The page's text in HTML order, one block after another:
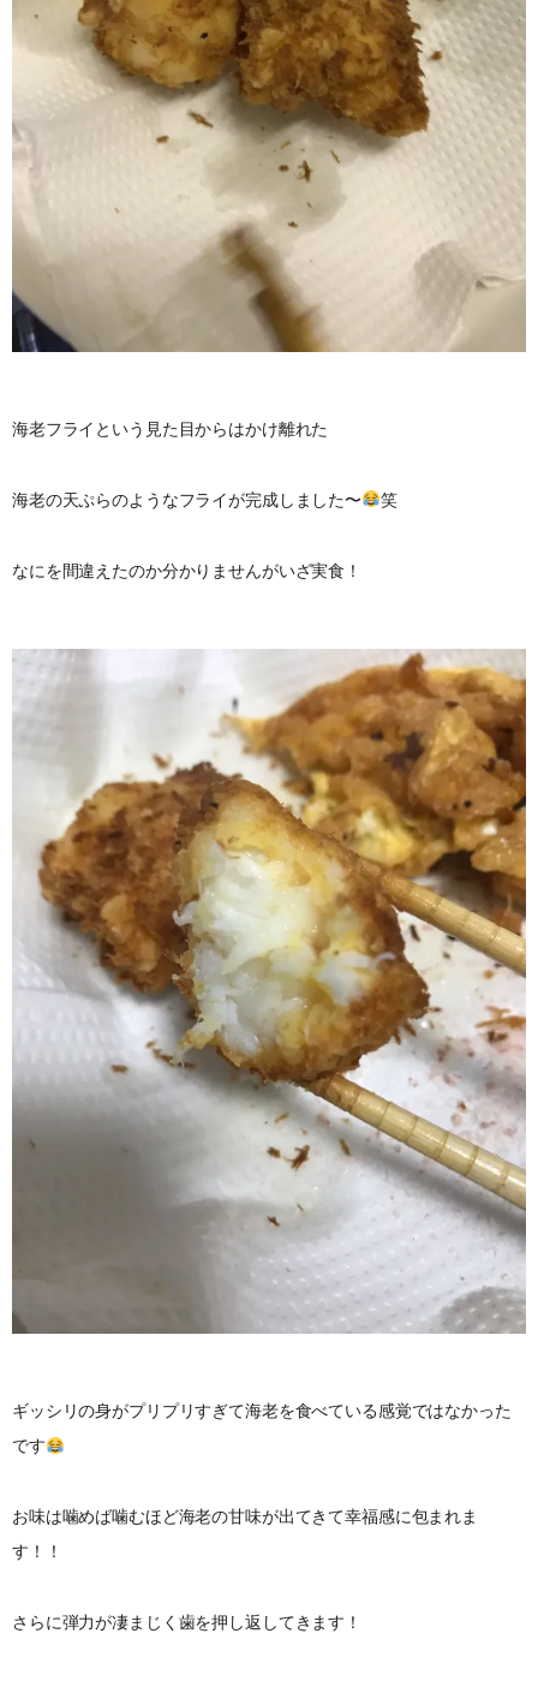
海老フライという見た目からはかけ離れた
海老の天ぷらのようなフライが完成しました〜 笑
なにを間違えたのか分かりませんがいざ実食！
ギッシリの身がプリプリすぎて海老を食べている感覚ではなかった
です
お味は噛めば噛むほど海老の甘味が出てきて幸福感に包まれま
す！！
さらに弾力が凄まじく歯を押し返してきます！